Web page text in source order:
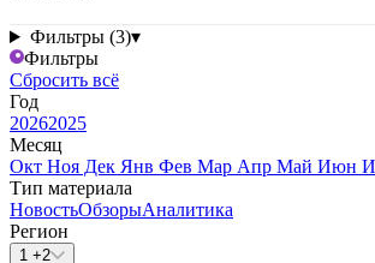
Фильтры (3)▾
Фильтры
Сбросить всё
Год
20262025
Месяц
Окт Ноя Дек Янв Фев Мар Апр Май Июн
Тип материала
НовостьОбзорыАналитика
Регион
1 +2